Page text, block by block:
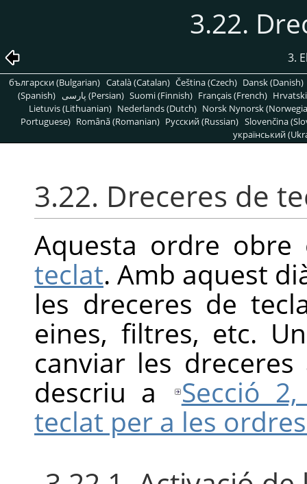
3.22.
3.
български (Bulgarian) Català (Catalan) Čeština (Czech) Dansk (Danish)
(Spanish)
پارسی (Persian) Suomi (Finnish) Français (French)
Lietuvis (Lithuanian) Nederlands (Dutch) Norsk Nynorsk
Portuguese) Română (Romanian) Pусский (Russian) Slovenčina
український
3.22. Dreceres de
Aquesta ordre
teclat. Amb aquest
les dreceres de
eines, filtres, etc.
canviar les
descriu a
Secció
teclat per a les